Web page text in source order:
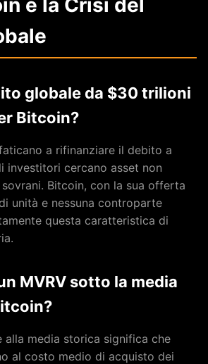
globale da $30 trilioni
Bitcoin?
a rifinanziare il debito a
investitori cercano asset non
Bitcoin, con la sua offerta
unità e nessuna controparte
questa caratteristica di
MVRV sotto la media
alla media storica significa che
al costo medio di acquisto dei